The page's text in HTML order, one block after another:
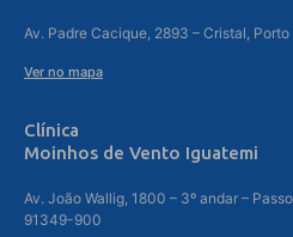
Av. Padre Cacique, 2893 – Cristal,
Ver no mapa
Clínica
Moinhos de Vento Iguatemi
Av. João Wallig, 1800 – 3º andar –
91349-900